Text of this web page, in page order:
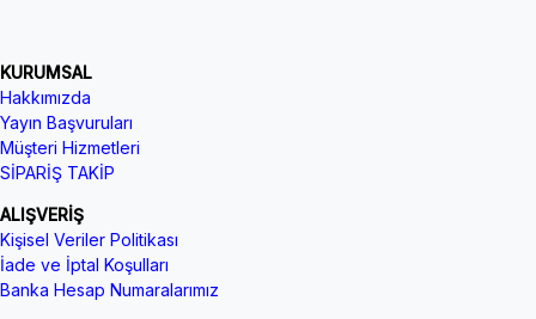
KURUMSAL
Hakkımızda
Yayın Başvuruları
Müşteri Hizmetleri
SİPARİŞ TAKİP
ALIŞVERİŞ
Kişisel Veriler Politikası
İade ve İptal Koşulları
Banka Hesap Numaralarımız